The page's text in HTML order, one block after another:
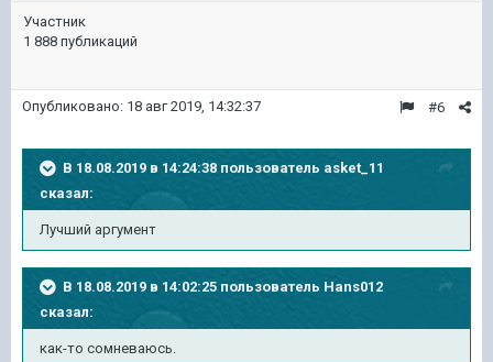
Участник
1 888 публикаций
#6
Опубликовано: 18 авг 2019, 14:32:37
В 18.08.2019 в 14:24:38 пользователь asket_11
сказал:
Лучший аргумент
В 18.08.2019 в 14:02:25 пользователь Hans012
сказал:
как-то сомневаюсь.